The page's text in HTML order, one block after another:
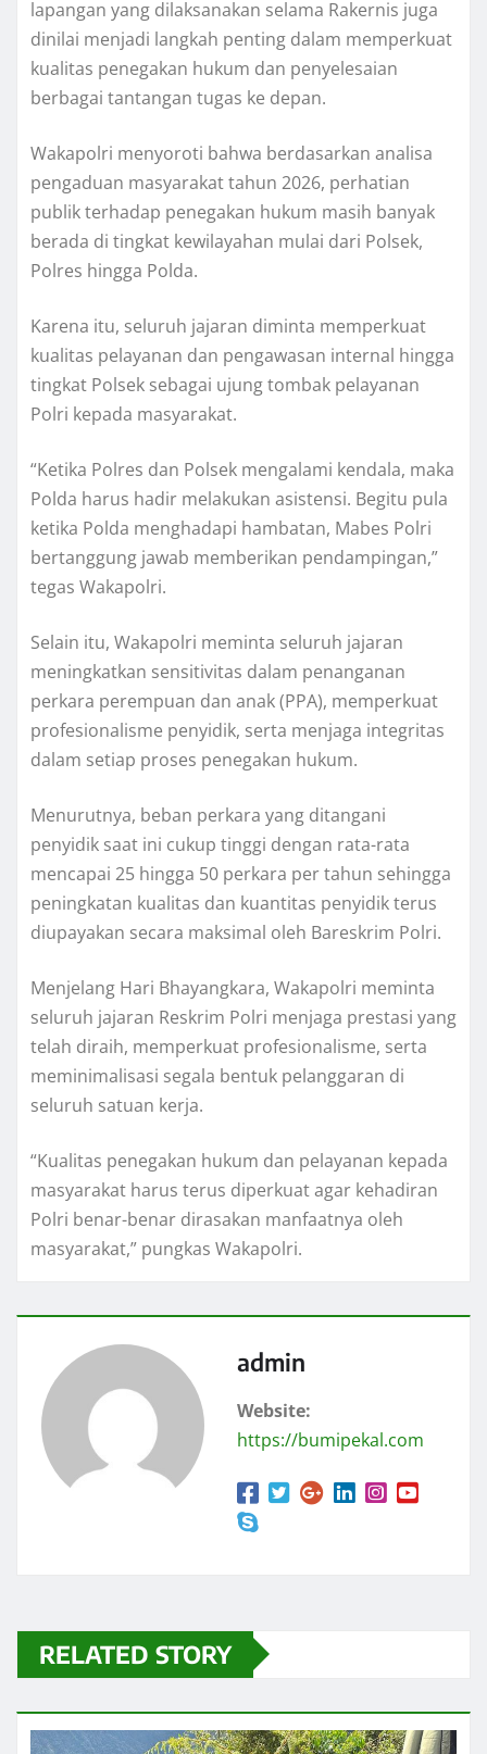
lapangan yang dilaksanakan selama Rakernis juga
dinilai menjadi langkah penting dalam memperkuat
kualitas penegakan hukum dan penyelesaian
berbagai tantangan tugas ke depan.
Wakapolri menyoroti bahwa berdasarkan analisa
pengaduan masyarakat tahun 2026, perhatian
publik terhadap penegakan hukum masih banyak
berada di tingkat kewilayahan mulai dari Polsek,
Polres hingga Polda.
Karena itu, seluruh jajaran diminta memperkuat
kualitas pelayanan dan pengawasan internal hingga
tingkat Polsek sebagai ujung tombak pelayanan
Polri kepada masyarakat.
“Ketika Polres dan Polsek mengalami kendala, maka
Polda harus hadir melakukan asistensi. Begitu pula
ketika Polda menghadapi hambatan, Mabes Polri
bertanggung jawab memberikan pendampingan,”
tegas Wakapolri.
Selain itu, Wakapolri meminta seluruh jajaran
meningkatkan sensitivitas dalam penanganan
perkara perempuan dan anak (PPA), memperkuat
profesionalisme penyidik, serta menjaga integritas
dalam setiap proses penegakan hukum.
Menurutnya, beban perkara yang ditangani
penyidik saat ini cukup tinggi dengan rata-rata
mencapai 25 hingga 50 perkara per tahun sehingga
peningkatan kualitas dan kuantitas penyidik terus
diupayakan secara maksimal oleh Bareskrim Polri.
Menjelang Hari Bhayangkara, Wakapolri meminta
seluruh jajaran Reskrim Polri menjaga prestasi yang
telah diraih, memperkuat profesionalisme, serta
meminimalisasi segala bentuk pelanggaran di
seluruh satuan kerja.
“Kualitas penegakan hukum dan pelayanan kepada
masyarakat harus terus diperkuat agar kehadiran
Polri benar-benar dirasakan manfaatnya oleh
masyarakat,” pungkas Wakapolri.
admin
Website:
https://bumipekal.com
RELATED STORY